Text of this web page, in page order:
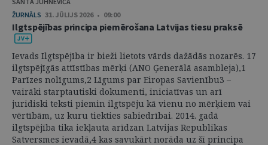
ŽURNĀLS 31. JŪLIJS 2026 • 09:00
Ilgtspējības principa piemērošana Latvijas tiesu praksē
Ievads Ilgtspējība ir bieži lietots vārds dažādās nozarēs. 17
ilgtspējīgās attīstības mērķi (ANO Ģenerālā asambleja),1
Parīzes nolīgums,2 Līgums par Eiropas Savienību3 –
vairāki starptautiski dokumenti, iniciatīvas un arī
juridiski teksti piemin ilgtspēju kā vienu no mērķiem vai
vērtībām, uz kuru tiekties sabiedrībai. 2014. gadā
ilgtspējība tika iekļauta arīdzan Latvijas Republikas
Satversmes ievadā,4 kas savukārt norāda uz šī principa